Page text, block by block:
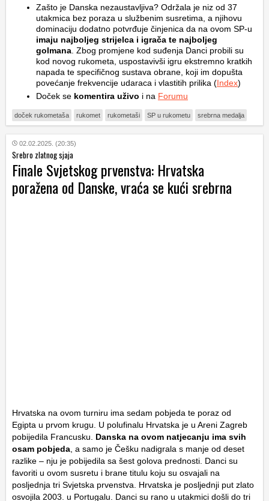
Zašto je Danska nezaustavljiva? Održala je niz od 37
utakmica bez poraza u službenim susretima, a njihovu
dominaciju dodatno potvrđuje činjenica da na ovom SP-u
imaju najboljeg strijelca i igrača te najboljeg
golmana . Zbog promjene kod suđenja Danci probili su
kod novog rukometa, uspostavivši igru ekstremno kratkih
napada te specifičnog sustava obrane, koji im dopušta
povećanje frekvencije udaraca i vlastitih prilika (Index)
Doček se komentira uživo i na Forumu
doček rukometaša rukomet rukometaši SP u rukometu srebrna medalja
02.02.2025. (20:35)
Srebro zlatnog sjaja
Finale Svjetskog prvenstva: Hrvatska
poražena od Danske, vraća se kući srebrna
Hrvatska na ovom turniru ima sedam pobjeda te poraz od
Egipta u prvom krugu. U polufinalu Hrvatska je u Areni Zagreb
pobijedila Francusku. Danska na ovom natjecanju ima svih
osam pobjeda, a samo je Češku nadigrala s manje od deset
razlike – nju je pobijedila sa šest golova prednosti. Danci su
favoriti u ovom susretu i brane titulu koju su osvajali na
posljednja tri Svjetska prvenstva. Hrvatska je posljednji put zlato
osvojila 2003. u Portugalu. Danci su rano u utakmici došli do tri